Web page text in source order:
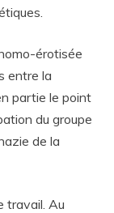
érotisée
entre la
partie le point
du groupe
de la
travail. Au